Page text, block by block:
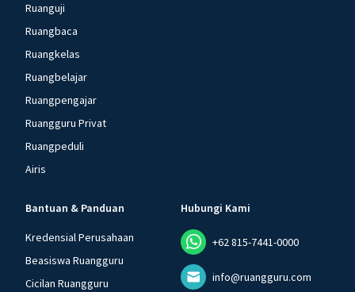
Ruanguji
Ruangbaca
Ruangkelas
Ruangbelajar
Ruangpengajar
Ruangguru Privat
Ruangpeduli
Airis
Bantuan & Panduan
Kredensial Perusahaan
Beasiswa Ruangguru
Cicilan Ruangguru
Hubungi Kami
+62 815-7441-0000
info@ruangguru.com